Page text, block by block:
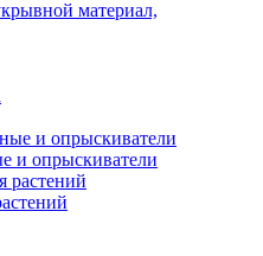
материал,
и опрыскиватели